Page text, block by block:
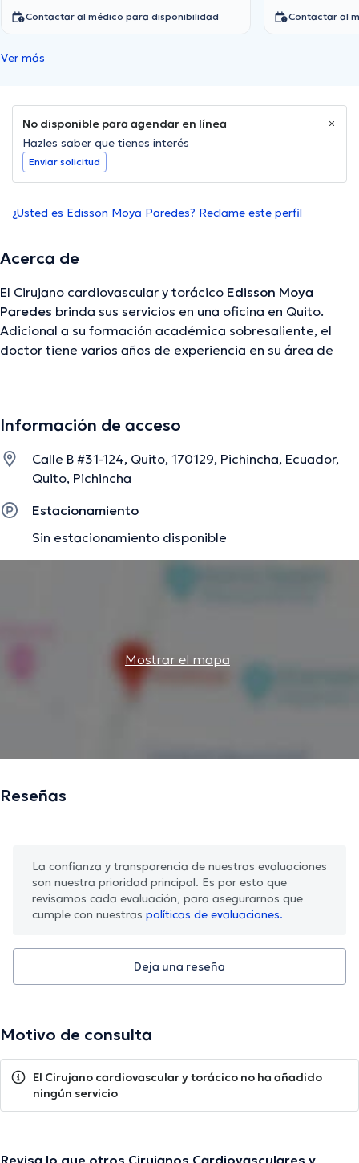
Contactar al médico para disponibilidad Contactar al
Ver más
No disponible para agendar en línea
Hazles saber que tienes interés
Enviar solicitud
¿Usted es Edisson Moya Paredes? Reclame este perfil
Acerca de
El Cirujano cardiovascular y torácico Edisson Moya
Paredes brinda sus servicios en una oficina en Quito.
Adicional a su formación académica sobresaliente, el
doctor tiene varios años de experiencia en su área de
asociaciones médicas. Edisson Moya Paredes ha
de tener una formación continua en su ámbito de
especialización y ha publicado numerosos comunicados.
La descripción fue editada por el equipo de doctoranytime, con base en
Información de acceso
Calle B #31-124, Quito, 170129, Pichincha, Ecuador,
Quito, Pichincha
Estacionamiento
Sin estacionamiento disponible
Mostrar el mapa
Reseñas
La confianza y transparencia de nuestras evaluaciones
son nuestra prioridad principal. Es por esto que
revisamos cada evaluación, para asegurarnos que
cumple con nuestras políticas de evaluaciones.
Deja una reseña
Motivo de consulta
El Cirujano cardiovascular y torácico no ha añadido
ningún servicio